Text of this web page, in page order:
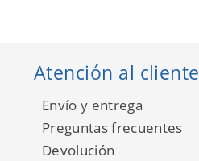
Atención al cliente
Envío y entrega
Preguntas frecuentes
Devolución